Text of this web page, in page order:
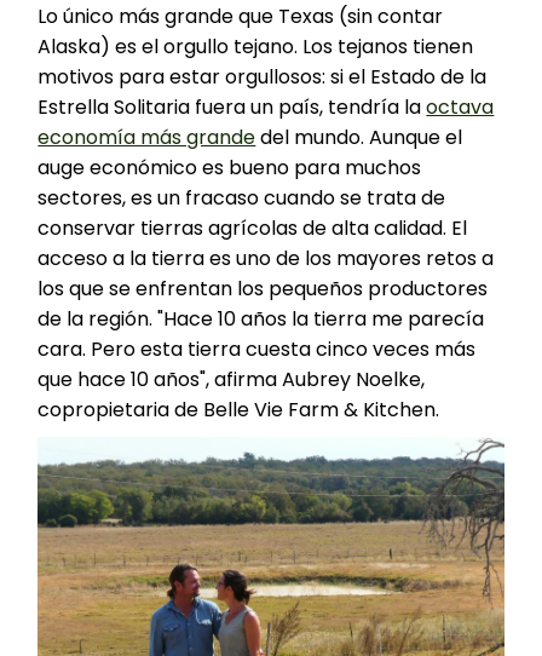
Lo único más grande que Texas (sin contar
Alaska) es el orgullo tejano. Los tejanos tienen
motivos para estar orgullosos: si el Estado de la
Estrella Solitaria fuera un país, tendría laoctava
economía más grandedel mundo. Aunque el
auge económico es bueno para muchos
sectores, es un fracaso cuando se trata de
conservar tierras agrícolas de alta calidad. El
acceso a la tierra es uno de los mayores retos a
los que se enfrentan los pequeños productores
de la región. "Hace 10 años la tierra me parecía
cara. Pero esta tierra cuesta cinco veces más
que hace 10 años", afirma Aubrey Noelke,
copropietaria de Belle Vie Farm & Kitchen.